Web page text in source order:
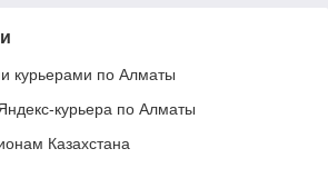
курьерами по Алматы
курьера по Алматы
Казахстана